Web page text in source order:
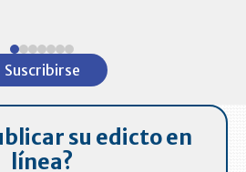
Suscribirse
su edicto en
línea?